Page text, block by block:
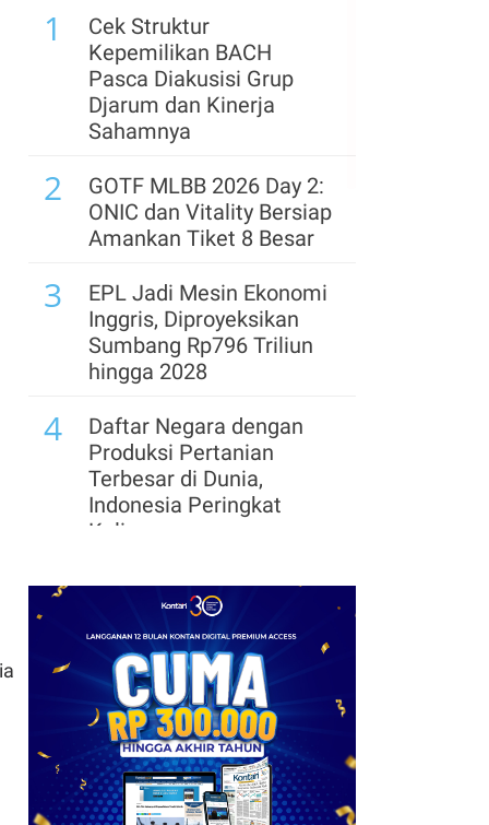
6
Resmi! Pajak
Marketplace Ditunda 1
November 2026,
Pedagang Minta
Kepastian Aturan
7
BGN: MBG Tak Ganggu
Jam Belajar, Guru Justru
Ikut Edukasi Siswa
8
BGN Buka Peluang Jalur
Hukum Jika Ditemukan
Unsur Sabotase pada
Kasus Keracunan MBG
1
Cek Struktur
Kepemilikan BACH
Pasca Diakusisi Grup
Djarum dan Kinerja
Sahamnya
2
GOTF MLBB 2026 Day 2:
ONIC dan Vitality Bersiap
Amankan Tiket 8 Besar
3
EPL Jadi Mesin Ekonomi
Inggris, Diproyeksikan
Sumbang Rp796 Triliun
hingga 2028
4
Daftar Negara dengan
Produksi Pertanian
Terbesar di Dunia,
Indonesia Peringkat
Kelima
5
Hasil GOTF MLBB 2026:
Kompak ke 8 Besar, Cek
Jadwal Tanding ONIC
dan Vitality
Telegram Sempat Hilang
dari App Store, Ini
Penjelasan Apple dan
Durov